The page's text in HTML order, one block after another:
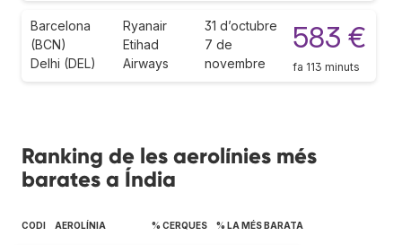
Barcelona
(BCN)
Delhi (DEL)
Ryanair
Etihad
Airways
31 d’octubre
7 de
novembre
583 €
fa 113 minuts
Ranking de les aerolínies més
barates a Índia
CODI AEROLÍNIA % CERQUES % LA MÉS BARATA